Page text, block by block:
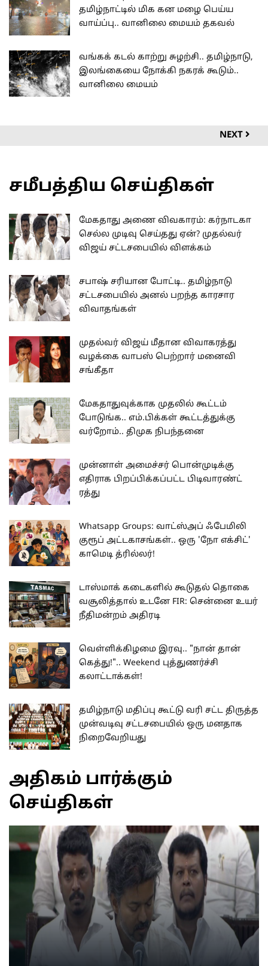
தமிழ்நாட்டில் மிக கன மழை பெய்ய
வாய்ப்பு.. வானிலை மையம் தகவல்
வங்கக் கடல் காற்று சுழற்சி.. தமிழ்நாடு,
இலங்கையை நோக்கி நகரக் கூடும்..
வானிலை மையம்
NEXT
சமீபத்திய செய்திகள்
மேகதாது அணை விவகாரம்: கர்நாடகா
செல்ல முடிவு செய்தது ஏன்? முதல்வர்
விஜய் சட்டசபையில் விளக்கம்
சபாஷ் சரியான போட்டி.. தமிழ்நாடு
சட்டசபையில் அனல் பறந்த காரசார
விவாதங்கள்
முதல்வர் விஜய் மீதான விவாகரத்து
வழக்கை வாபஸ் பெற்றார் மனைவி
சங்கீதா
மேகதாதுவுக்காக முதலில் கூட்டம்
போடுங்க.. எம்.பிக்கள் கூட்டத்துக்கு
வர்றோம்.. திமுக நிபந்தனை
முன்னாள் அமைச்சர் பொன்முடிக்கு
எதிராக பிறப்பிக்கப்பட்ட பிடிவாரண்ட்
ரத்து
Whatsapp Groups: வாட்ஸ்அப் ஃபேமிலி
குரூப் அட்டகாசங்கள்.. ஒரு 'நோ எக்சிட்'
காமெடி த்ரில்லர்!
டாஸ்மாக் கடைகளில் கூடுதல் தொகை
வசூலித்தால் உடனே FIR: சென்னை உயர்
நீதிமன்றம் அதிரடி
வெள்ளிக்கிழமை இரவு.. "நான் தான்
கெத்து!".. Weekend புத்துணர்ச்சி
கலாட்டாக்கள்!
தமிழ்நாடு மதிப்பு கூட்டு வரி சட்ட திருத்த
முன்வடிவு சட்டசபையில் ஒரு மனதாக
நிறைவேறியது
அதிகம் பார்க்கும்
செய்திகள்